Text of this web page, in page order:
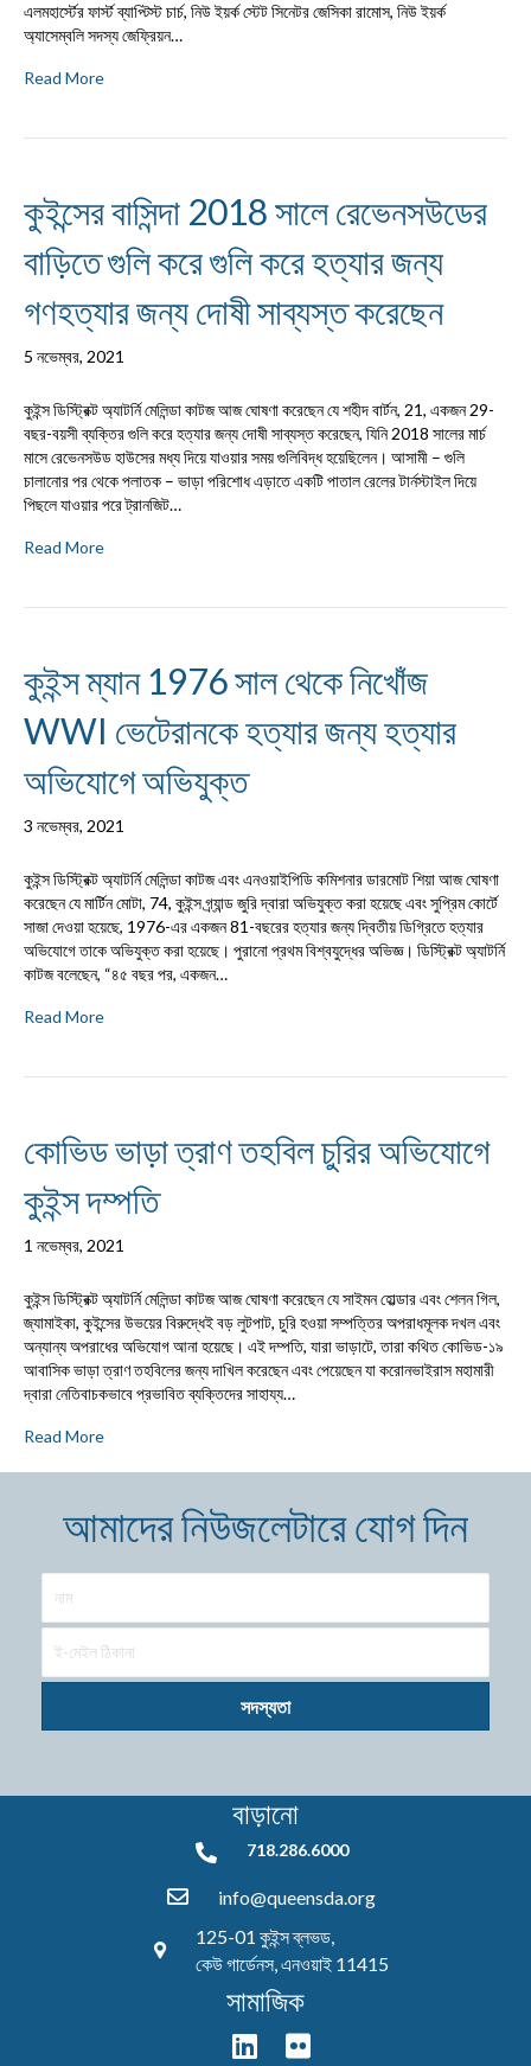
এলমহার্স্টের ফার্স্ট ব্যাপ্টিস্ট চার্চ, নিউ ইয়র্ক স্টেট সিনেটর জেসিকা রামোস, নিউ ইয়র্ক
অ্যাসেম্বলি সদস্য জেফ্রিয়ন…
Read More
কুইন্সের বাসিন্দা 2018 সালে রেভেনসউডের
বাড়িতে গুলি করে গুলি করে হত্যার জন্য
গণহত্যার জন্য দোষী সাব্যস্ত করেছেন
5 নভেম্বর, 2021
কুইন্স ডিস্ট্রিক্ট অ্যাটর্নি মেলিন্ডা কাটজ আজ ঘোষণা করেছেন যে শহীদ বার্টন, 21, একজন 29-
বছর-বয়সী ব্যক্তির গুলি করে হত্যার জন্য দোষী সাব্যস্ত করেছেন, যিনি 2018 সালের মার্চ
মাসে রেভেনসউড হাউসের মধ্য দিয়ে যাওয়ার সময় গুলিবিদ্ধ হয়েছিলেন। আসামী – গুলি
চালানোর পর থেকে পলাতক – ভাড়া পরিশোধ এড়াতে একটি পাতাল রেলের টার্নস্টাইল দিয়ে
পিছলে যাওয়ার পরে ট্রানজিট…
Read More
কুইন্স ম্যান 1976 সাল থেকে নিখোঁজ
WWI ভেটেরানকে হত্যার জন্য হত্যার
অভিযোগে অভিযুক্ত
3 নভেম্বর, 2021
কুইন্স ডিস্ট্রিক্ট অ্যাটর্নি মেলিন্ডা কাটজ এবং এনওয়াইপিডি কমিশনার ডারমোট শিয়া আজ ঘোষণা
করেছেন যে মার্টিন মোটা, 74, কুইন্স গ্র্যান্ড জুরি দ্বারা অভিযুক্ত করা হয়েছে এবং সুপ্রিম কোর্টে
সাজা দেওয়া হয়েছে, 1976-এর একজন 81-বছরের হত্যার জন্য দ্বিতীয় ডিগ্রিতে হত্যার
অভিযোগে তাকে অভিযুক্ত করা হয়েছে। পুরানো প্রথম বিশ্বযুদ্ধের অভিজ্ঞ। ডিস্ট্রিক্ট অ্যাটর্নি
কাটজ বলেছেন, “৪৫ বছর পর, একজন…
Read More
কোভিড ভাড়া ত্রাণ তহবিল চুরির অভিযোগে
কুইন্স দম্পতি
1 নভেম্বর, 2021
কুইন্স ডিস্ট্রিক্ট অ্যাটর্নি মেলিন্ডা কাটজ আজ ঘোষণা করেছেন যে সাইমন হোল্ডার এবং শেলন গিল,
জ্যামাইকা, কুইন্সের উভয়ের বিরুদ্ধেই বড় লুটপাট, চুরি হওয়া সম্পত্তির অপরাধমূলক দখল এবং
অন্যান্য অপরাধের অভিযোগ আনা হয়েছে। এই দম্পতি, যারা ভাড়াটে, তারা কথিত কোভিড-১৯
আবাসিক ভাড়া ত্রাণ তহবিলের জন্য দাখিল করেছেন এবং পেয়েছেন যা করোনভাইরাস মহামারী
দ্বারা নেতিবাচকভাবে প্রভাবিত ব্যক্তিদের সাহায্য…
Read More
আমাদের নিউজলেটারে যোগ দিন
সদস্যতা
বাড়ানো
718.286.6000718.286.6000
info@queensda.org
125-01 কুইন্স ব্লভড,
কেউ গার্ডেনস, এনওয়াই 11415
সামাজিক